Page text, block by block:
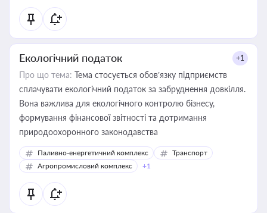
Екологічний податок +1
Про що тема: Тема стосується обов’язку підприємств
сплачувати екологічний податок за забруднення довкілля.
Вона важлива для екологічного контролю бізнесу,
формування фінансової звітності та дотримання
природоохоронного законодавства
Паливно-енергетичний комплекс
Транспорт
Агропромисловий комплекс
+1